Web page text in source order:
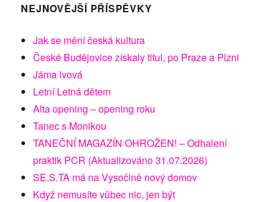
NEJNOVĚJŠÍ PŘÍSPĚVKY
Jak se mění česká kultura
České Budějovice získaly titul, po Praze a Plzni
Jáma lvová
Letní Letná dětem
Alta opening – opening roku
Tanec s Monikou
TANEČNÍ MAGAZÍN OHROŽEN! – Odhalení
praktik PCR (Aktualizováno 31.07.2026)
SE.S.TA má na Vysočině nový domov
Když nemusíte vůbec nic, jen být